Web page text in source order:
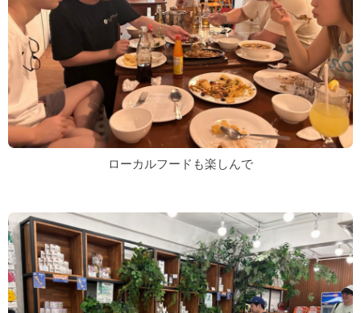
ローカルフードも楽しんで